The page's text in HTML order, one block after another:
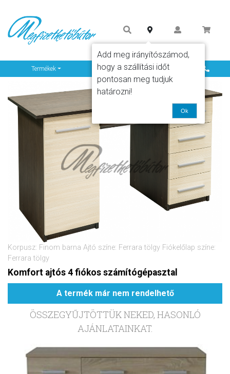
Termékek Info
Korpusz: Finom barna Ajtó színe: Ferrara tölgy Fiókelőlap színe:
Ferrara tölgy
Komfort ajtós 4 fiókos számítógépasztal
A termék már nem rendelhető
ÖSSZEGYŰJTÖTTÜK NEKED, HASONLÓ
AJÁNLATAINKAT.
Add meg irányítószámod,
hogy a szállítási időt
pontosan meg tudjuk
határozni!
Ok